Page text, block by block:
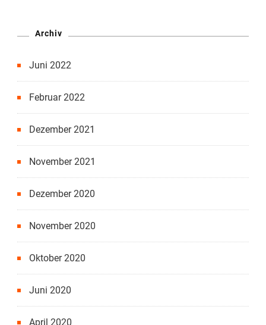
Archiv
Juni 2022
Februar 2022
Dezember 2021
November 2021
Dezember 2020
November 2020
Oktober 2020
Juni 2020
April 2020